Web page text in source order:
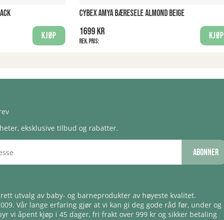
Kjøp
CYBEX AMYA BÆRESELE ALMOND BEIGE
1699 kr
Rek. pris:
Kjøp
eksklusive tilbud og rabatter.
Abonner
utvalg av baby- og barneprodukter av høyeste kvalitet.
Vår lange erfaring gjør at vi kan gi deg gode råd før, under og
vi åpent kjøp i 45 dager, fri frakt over 999 kr og sikker betaling